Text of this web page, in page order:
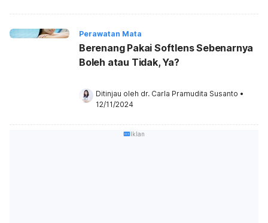
Perawatan Mata
Berenang Pakai Softlens Sebenarnya
Boleh atau Tidak, Ya?
Ditinjau oleh dr. Carla Pramudita Susanto •
12/11/2024
Iklan